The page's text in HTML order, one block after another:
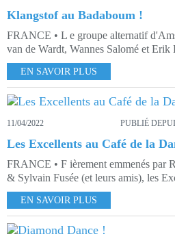
Klangstof au Badaboum !
FRANCE • L e groupe alternatif
van de Wardt, Wannes Salomé et Erik
EN SAVOIR PLUS
11/04/2022 PUBLIÉ
Les Excellents au Café de la
FRANCE • F ièrement emmenés par
& Sylvain Fusée (et leurs amis), les
EN SAVOIR PLUS